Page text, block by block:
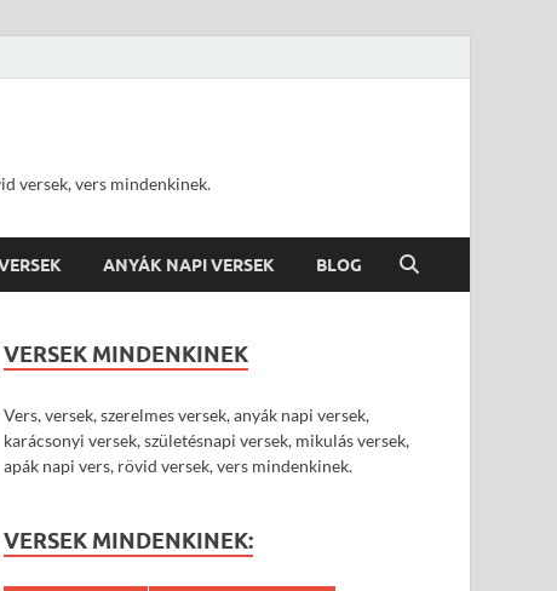
versek, vers mindenkinek.
ANYÁK NAPI VERSEK BLOG
VERSEK MINDENKINEK
Vers, versek, szerelmes versek, anyák napi versek,
karácsonyi versek, születésnapi versek, mikulás versek,
apák napi vers, rövid versek, vers mindenkinek.
VERSEK MINDENKINEK: